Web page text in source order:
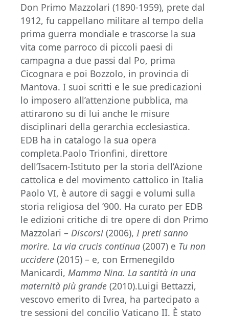
Don Primo Mazzolari (1890-1959), prete dal
1912, fu cappellano militare al tempo della
prima guerra mondiale e trascorse la sua
vita come parroco di piccoli paesi di
campagna a due passi dal Po, prima
Cicognara e poi Bozzolo, in provincia di
Mantova. I suoi scritti e le sue predicazioni
lo imposero all’attenzione pubblica, ma
attirarono su di lui anche le misure
disciplinari della gerarchia ecclesiastica.
EDB ha in catalogo la sua opera
completa.Paolo Trionfini, direttore
dell’Isacem-Istituto per la storia dell’Azione
cattolica e del movimento cattolico in Italia
Paolo VI, è autore di saggi e volumi sulla
storia religiosa del ’900. Ha curato per EDB
le edizioni critiche di tre opere di don Primo
Mazzolari – Discorsi (2006),I preti sanno
morire. La via crucis continua (2007) e Tu non
uccidere (2015) – e, con Ermenegildo
Manicardi, Mamma Nina. La santità in una
maternità più grande (2010).Luigi Bettazzi,
vescovo emerito di Ivrea, ha partecipato a
tre sessioni del concilio Vaticano II. È stato